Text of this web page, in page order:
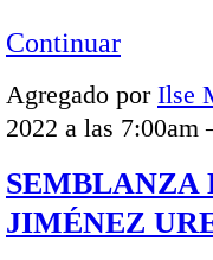
Continuar
Agregado por Ilse
2022 a las
SEMBLANZA
JIMÉNEZ